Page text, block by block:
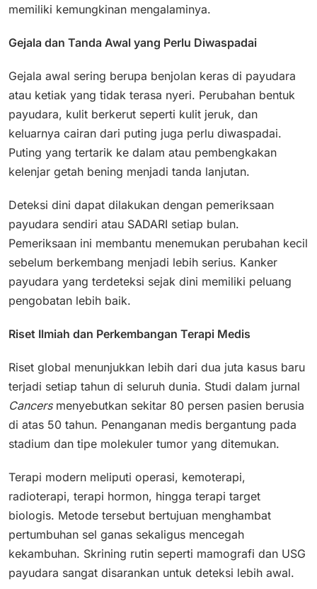
memiliki kemungkinan mengalaminya.
Gejala dan Tanda Awal yang Perlu Diwaspadai
Gejala awal sering berupa benjolan keras di payudara
atau ketiak yang tidak terasa nyeri. Perubahan bentuk
payudara, kulit berkerut seperti kulit jeruk, dan
keluarnya cairan dari puting juga perlu diwaspadai.
Puting yang tertarik ke dalam atau pembengkakan
kelenjar getah bening menjadi tanda lanjutan.
Deteksi dini dapat dilakukan dengan pemeriksaan
payudara sendiri atau SADARI setiap bulan.
Pemeriksaan ini membantu menemukan perubahan kecil
sebelum berkembang menjadi lebih serius. Kanker
payudara yang terdeteksi sejak dini memiliki peluang
pengobatan lebih baik.
Riset Ilmiah dan Perkembangan Terapi Medis
Riset global menunjukkan lebih dari dua juta kasus baru
terjadi setiap tahun di seluruh dunia. Studi dalam jurnal
Cancersmenyebutkan sekitar 80 persen pasien berusia
di atas 50 tahun. Penanganan medis bergantung pada
stadium dan tipe molekuler tumor yang ditemukan.
Terapi modern meliputi operasi, kemoterapi,
radioterapi, terapi hormon, hingga terapi target
biologis. Metode tersebut bertujuan menghambat
pertumbuhan sel ganas sekaligus mencegah
kekambuhan. Skrining rutin seperti mamografi dan USG
payudara sangat disarankan untuk deteksi lebih awal.